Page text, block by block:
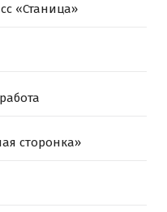
«Станица»
сторонка»